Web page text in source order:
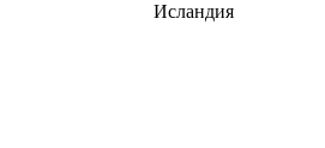
Исландия